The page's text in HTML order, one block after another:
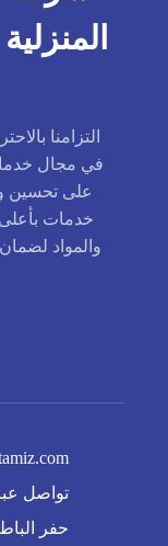
التزامنا
في مجال
على تحسين
خدمات
والمواد
تواصل
حفر